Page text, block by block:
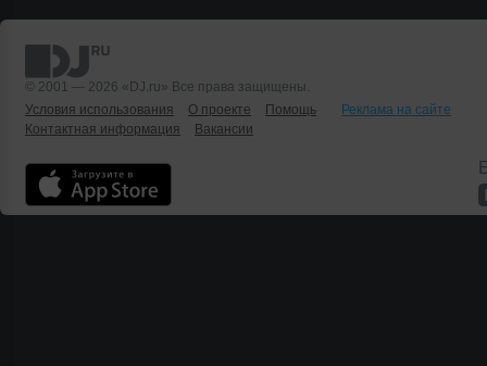
© 2001 — 2026 «DJ.ru» Все права защищены.
Условия использования
О проекте Помощь
Реклама на сайте
Контактная информация
Вакансии